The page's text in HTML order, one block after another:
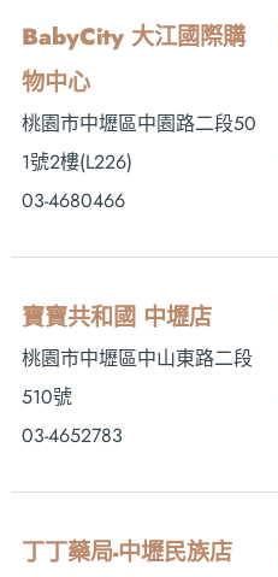
BabyCity 大江國際購
物中心
桃園市中壢區中園路二段50
1號2樓(L226)
03-4680466
寶寶共和國 中壢店
桃園市中壢區中山東路二段
510號
03-4652783
丁丁藥局-中壢民族店